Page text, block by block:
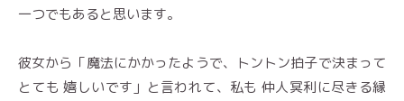
一つでもあると思います。
彼女から「魔法にかかったようで、トントン拍子で決まって
とても 嬉しいです」と言われて、私も 仲人冥利に尽きる縁